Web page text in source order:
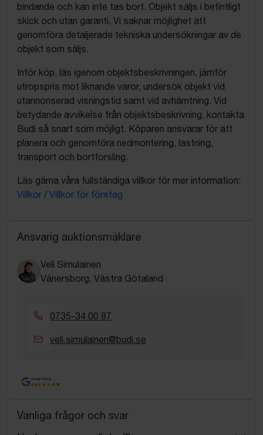
bindande och kan inte tas bort. Objekt säljs i befintligt
skick och utan garanti. Vi saknar möjlighet att
genomföra detaljerade tekniska undersökningar av de
objekt som säljs.
Inför köp, läs igenom objektsbeskrivningen, jämför
utropspris mot liknande varor, undersök objekt vid
utannonserad visningstid samt vid avhämtning. Vid
betydande avvikelse från objektsbeskrivning, kontakta
Budi så snart som möjligt. Köparen ansvarar för att
planera och genomföra nedmontering, lastning,
transport och bortforsling.
Läs gärna våra fullständiga villkor för mer information:
Villkor / Villkor för företag
Ansvarig auktionsmäklare
Veli Simulainen
Vänersborg, Västra Götaland
0735-34 00 87
veli.simulainen@budi.se
Google Rating
4.5
Vanliga frågor och svar